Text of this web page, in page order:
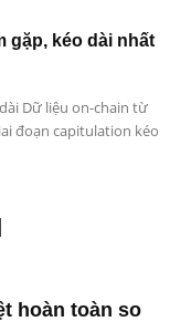
gặp, kéo dài nhất
Dữ liệu on-chain từ
đoạn capitulation kéo
hoàn toàn so